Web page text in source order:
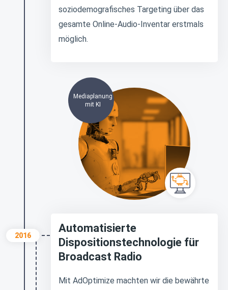
soziodemografisches Targeting über das
gesamte Online-Audio-Inventar erstmals
möglich.
Mediaplanung
mit KI
2016
Automatisierte
Dispositionstechnologie für
Broadcast Radio
Mit AdOptimize machten wir die bewährte